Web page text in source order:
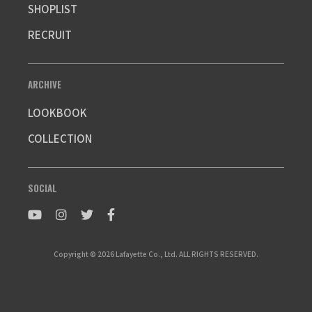
SHOPLIST
RECRUIT
ARCHIVE
LOOKBOOK
COLLECTION
SOCIAL
Copyright © 2026 Lafayette Co., Ltd. ALL RIGHTS RESERVED.